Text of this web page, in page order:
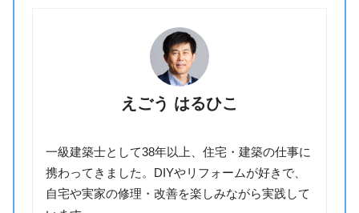
えごう はるひこ
一級建築士として38年以上、住宅・建築の仕事に
携わってきました。DIYやリフォームが好きで、
自宅や実家の修理・改善を楽しみながら実践して